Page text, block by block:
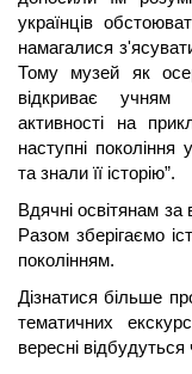
українців
намагалися
Тому музей як
відкриває учням
активності на
наступні покоління
та знали її історію”.
Вдячні освітянам за
Разом зберігаємо
поколінням.
Дізнатися більше
тематичних
вересні відбудуться